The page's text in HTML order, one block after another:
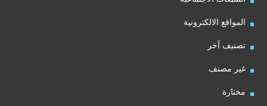
المواقع الالكترونية
تصنيف آخر
غير مصنف
مختارة